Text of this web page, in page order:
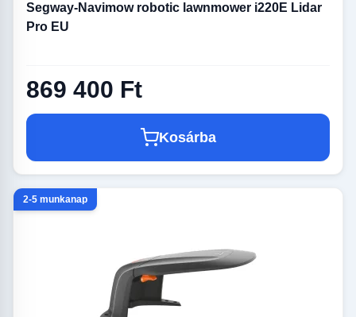
Segway-Navimow robotic lawnmower i220E Lidar
Pro EU
869 400 Ft
Kosárba
2-5 munkanap